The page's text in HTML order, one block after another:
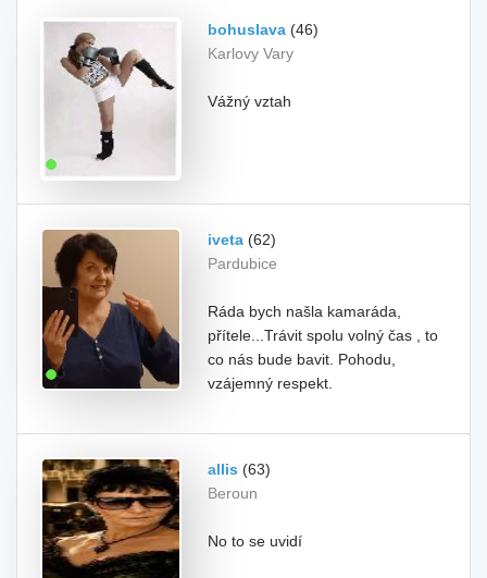
bohuslava (46)
Karlovy Vary
Vážný vztah
iveta (62)
Pardubice
Ráda bych našla kamaráda,
přítele...Trávit spolu volný čas , to
co nás bude bavit. Pohodu,
vzájemný respekt.
allis (63)
Beroun
No to se uvidí